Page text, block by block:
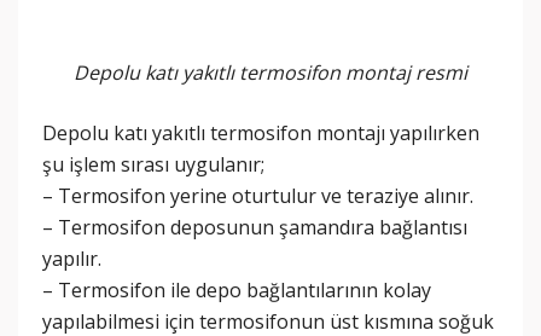
Depolu katı yakıtlı termosifon montaj resmi
Depolu katı yakıtlı termosifon montajı yapılırken
şu işlem sırası uygulanır;
– Termosifon yerine oturtulur ve teraziye alınır.
– Termosifon deposunun şamandıra bağlantısı
yapılır.
– Termosifon ile depo bağlantılarının kolay
yapılabilmesi için termosifonun üst kısmına soğuk